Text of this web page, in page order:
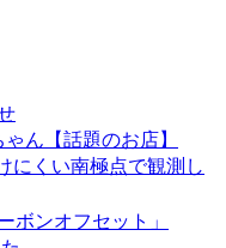
ん【話題のお店】
にくい南極点で観測し
ボンオフセット」